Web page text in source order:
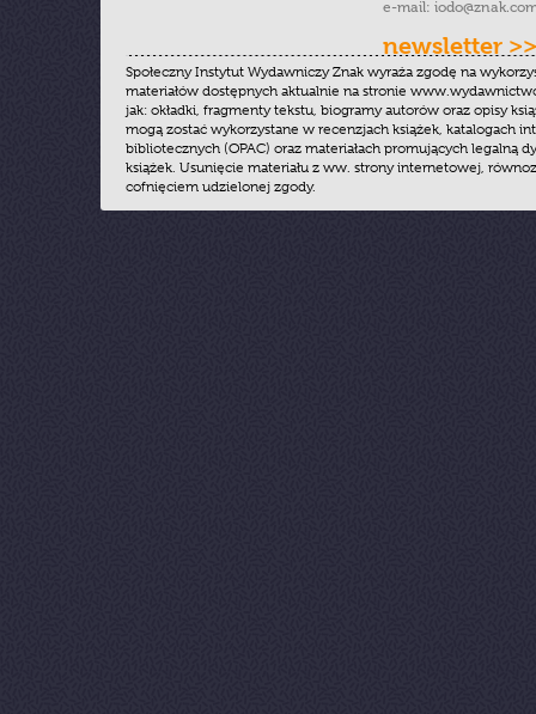
e-mail:
newsletter >>
Społeczny Instytut Wydawniczy Znak wyraża zgodę na
materiałów dostępnych aktualnie na stronie
jak: okładki, fragmenty tekstu, biogramy autorów oraz opisy
mogą zostać wykorzystane w recenzjach książek, katalogach
bibliotecznych (OPAC) oraz materiałach promujących legalną
książek. Usunięcie materiału z ww. strony internetowej,
cofnięciem udzielonej zgody.